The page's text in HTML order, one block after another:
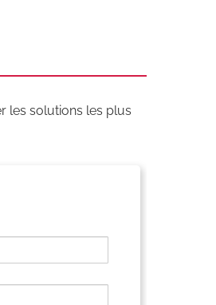
les solutions les plus